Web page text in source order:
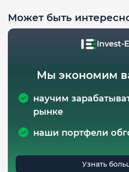
Может быть
Invest-
Мы экономим
научим
рынке
наши портфели
Узнать